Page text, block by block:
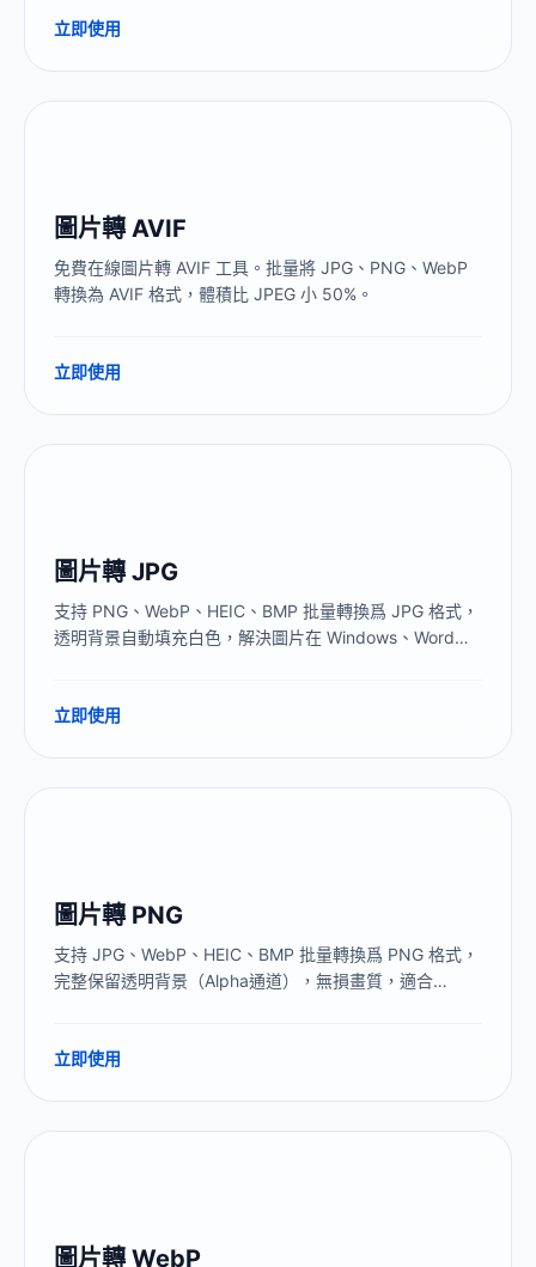
立即使用
圖片轉 AVIF
免費在線圖片轉 AVIF 工具。批量將 JPG、PNG、WebP
轉換為 AVIF 格式，體積比 JPEG 小 50%。
立即使用
圖片轉 JPG
支持 PNG、WebP、HEIC、BMP 批量轉換爲 JPG 格式，
透明背景自動填充白色，解決圖片在 Windows、Word、
立即使用
圖片轉 PNG
支持 JPG、WebP、HEIC、BMP 批量轉換爲 PNG 格式，
完整保留透明背景（Alpha通道），無損畫質，適合
立即使用
圖片轉 WebP